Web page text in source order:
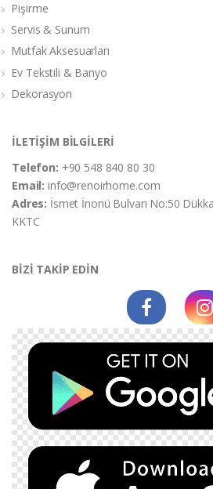
Pişirme
Servis & Sunum
Mutfak Aksesuarları
Ev Tekstili & Banyo
Dekorasyon
İLETİŞİM BİLGİLERİ
Telefon: +90 548 840 80 30
Email:info@renoirhome.com
Adres: İsmet İnonü Bulvarı No:50
KKTC
BİZİ TAKİP EDİN